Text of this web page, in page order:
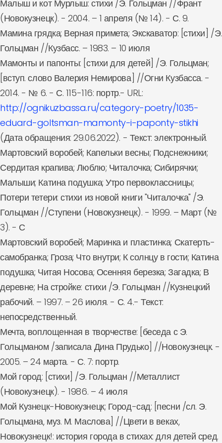
Малыш и кот Мурлыш: стихи /Э. Гольцман //Франт
(Новокузнецк). - 2004. – 1 апреля (№ 14). - С. 9.
Мамина грядка; Верная примета; Экскаватор: [стихи] /Э.
Гольцман //Кузбасс. – 1983. – 10 июля
Мамонты и папонты: [стихи для детей] /Э. Гольцман;
[вступ. слово Валерия Немирова] //Огни Кузбасса. -
2014. - № 6. - С. 115-116: портр.- URL:
http://ognikuzbassa.ru/category-poetry/1035-
eduard-goltsman-mamonty-i-paponty-stikhi
(Дата обращения: 29.06.2022). - Текст: электронный.
Мартовский воробей; Капельки весны; Подснежники;
Сердитая крапива; Люблю; Читалочка; Сибирячки;
Малыши; Катина подушка; Утро первоклассницы;
Потери тетери: стихи из новой книги "Читалочка" /Э.
Гольцман //Ступени (Новокузнецк). - 1999. – Март (№
3). - С
Мартовский воробей; Маринка и пластинка; Скатерть-
самобранка; Гроза; Что внутри; К солнцу в гости; Катина
подушка; Читая Носова; Осенняя березка; Загадка; В
деревне; На стройке: стихи /Э. Гольцман //Кузнецкий
рабочий. – 1997. – 26 июля. - С. 4.- Текст:
непосредственный.
Мечта, воплощенная в творчестве: [беседа с Э.
Гольцманом /записала Дина Прудько] //Новокузнецк. -
2005. – 24 марта. - С. 7: портр.
Мой город: [стихи] /Э. Гольцман //Металлист
(Новокузнецк). - 1986. – 4 июля
Мой Кузнецк-Новокузнецк; Город-сад: [песни /сл. Э.
Гольцмана, муз. М. Маслова] //Цвети в веках,
Новокузнецк!: история города в стихах: для детей сред.